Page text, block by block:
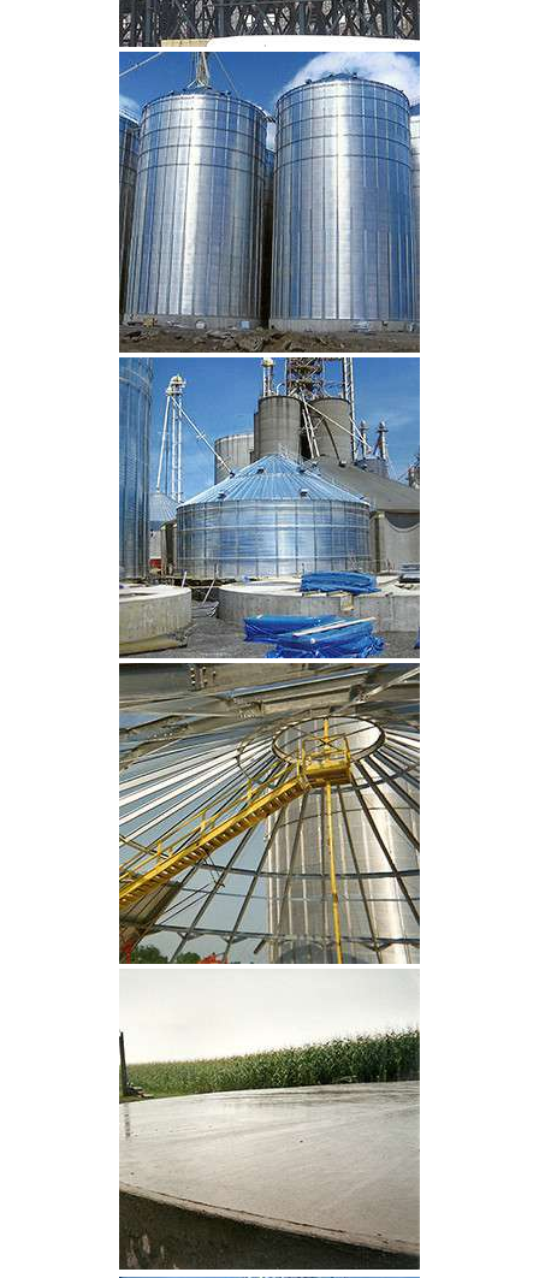
CLIQUEZ POUR AGRANDIR
CLIQUEZ POUR AGRANDIR
CLIQUEZ POUR AGRANDIR
CLIQUEZ POUR AGRANDIR
CLIQUEZ POUR AGRANDIR